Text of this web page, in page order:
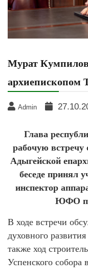
Мурат Кумпилов
архиепископом
Admin
Глава
рабочую
Адыгейской
беседе принял
инспектор
ЮФО по
В ходе встречи
духовного
также ход
Успенского собора